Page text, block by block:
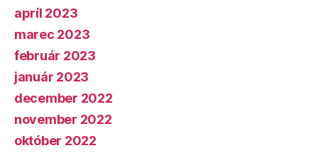
apríl 2023
marec 2023
február 2023
január 2023
december 2022
november 2022
október 2022